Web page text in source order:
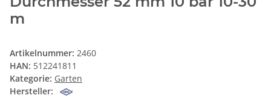
m
Artikelnummer: 2460
HAN: 512241811
Kategorie: Garten
Hersteller: